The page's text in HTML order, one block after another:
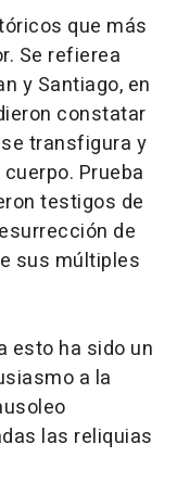
que más
Se refierea
y Santiago, en
constatar
transfigura y
Prueba
testigos de
de
sus múltiples
esto ha sido un
a la
las reliquias